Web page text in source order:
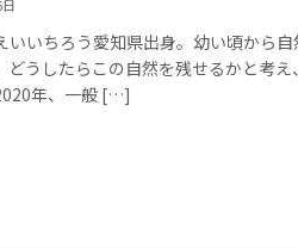
いいちろう愛知県出身。幼い頃から
どうしたらこの自然を残せるかと考
年、一般 […]